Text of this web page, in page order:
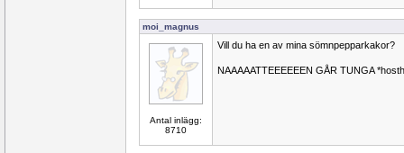
moi_magnus
Antal inlägg:
8710
Vill du ha en av mina sömnpepparkakor?
NAAAAATTEEEEEEN GÅR TUNGA